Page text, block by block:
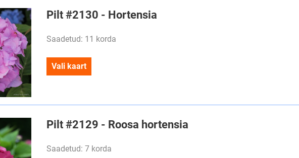
Pilt #2130 - Hortensia
Saadetud: 11 korda
Vali kaart
Pilt #2129 - Roosa hortensia
Saadetud: 7 korda